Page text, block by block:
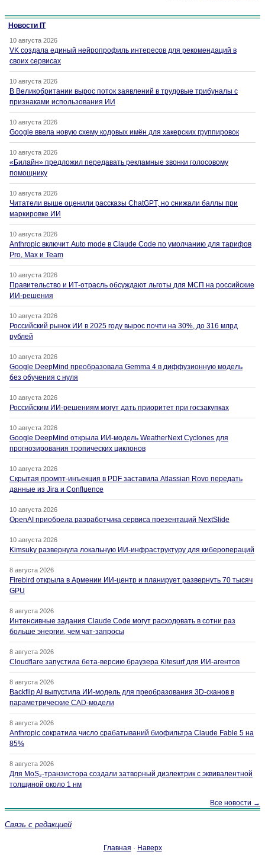
Новости IT
10 августа 2026
VK создала единый нейропрофиль интересов для рекомендаций в
своих сервисах
10 августа 2026
В Великобритании вырос поток заявлений в трудовые трибуналы с
признаками использования ИИ
10 августа 2026
Google ввела новую схему кодовых имён для хакерских группировок
10 августа 2026
«Билайн» предложил передавать рекламные звонки голосовому
помощнику
10 августа 2026
Читатели выше оценили рассказы ChatGPT, но снижали баллы при
маркировке ИИ
10 августа 2026
Anthropic включит Auto mode в Claude Code по умолчанию для тарифов
Pro, Max и Team
10 августа 2026
Правительство и ИТ-отрасль обсуждают льготы для МСП на российские
ИИ-решения
10 августа 2026
Российский рынок ИИ в 2025 году вырос почти на 30%, до 316 млрд
рублей
10 августа 2026
Google DeepMind преобразовала Gemma 4 в диффузионную модель
без обучения с нуля
10 августа 2026
Российским ИИ-решениям могут дать приоритет при госзакупках
10 августа 2026
Google DeepMind открыла ИИ-модель WeatherNext Cyclones для
прогнозирования тропических циклонов
10 августа 2026
Скрытая промпт-инъекция в PDF заставила Atlassian Rovo передать
данные из Jira и Confluence
10 августа 2026
OpenAI приобрела разработчика сервиса презентаций NextSlide
10 августа 2026
Kimsuky развернула локальную ИИ-инфраструктуру для киберопераций
8 августа 2026
Firebird открыла в Армении ИИ-центр и планирует развернуть 70 тысяч
GPU
8 августа 2026
Интенсивные задания Claude Code могут расходовать в сотни раз
больше энергии, чем чат-запросы
8 августа 2026
Cloudflare запустила бета-версию браузера Kitesurf для ИИ-агентов
8 августа 2026
Backflip AI выпустила ИИ-модель для преобразования 3D-сканов в
параметрические CAD-модели
8 августа 2026
Anthropic сократила число срабатываний биофильтра Claude Fable 5 на
85%
8 августа 2026
Для MoS₂-транзистора создали затворный диэлектрик с эквивалентной
толщиной около 1 нм
Все новости →
Связь с редакцией
Главная · Наверх